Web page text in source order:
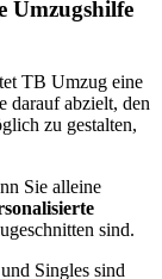
Umzugshilfe
TB Umzug eine
darauf abzielt, den
zu gestalten,
Sie alleine
sind.
Singles sind